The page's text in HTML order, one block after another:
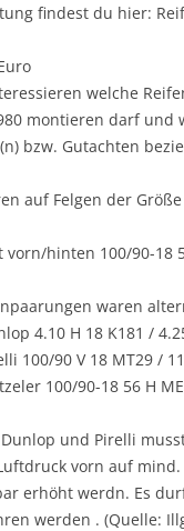
findest du hier:
welche
montieren darf und
bzw. Gutachten
auf Felgen der
vorn/hinten 100/90-18
waren
4.10 H 18 K181 /
100/90 V 18 MT29 /
100/90-18 56 H
und Pirelli
vorn auf
erhöht werdn. Es
werden . (Quelle: